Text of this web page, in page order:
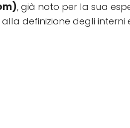
, già noto per la sua
definizione degli interni